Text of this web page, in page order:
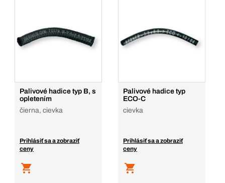
Palivové hadice typ B, s
opletením
čierna, cievka
Prihlásiť sa a zobraziť
ceny
Palivové hadice typ
ECO-C
cievka
Prihlásiť sa a zobraziť
ceny